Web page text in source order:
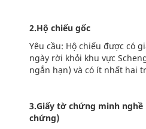
2.Hộ chiếu gốc
Yêu cầu: Hộ chiếu được có
ngày rời khỏi khu vực
ngắn hạn) và có ít nhất hai
3.Giấy tờ chứng minh
chứng)